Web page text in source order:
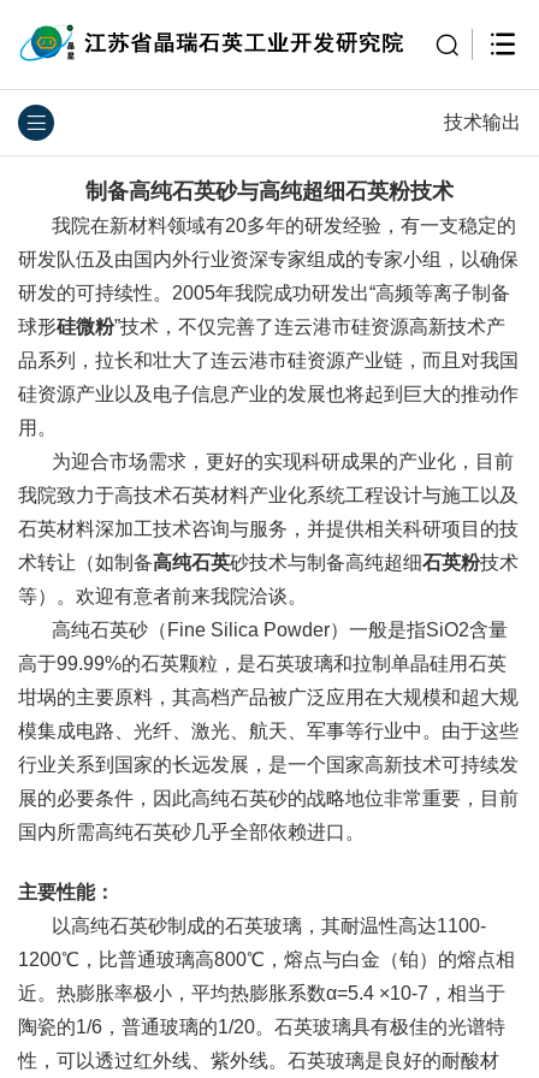
技术输出
制备高纯石英砂与高纯超细石英粉技术
我院在新材料领域有20多年的研发经验，有一支稳定的
研发队伍及由国内外行业资深专家组成的专家小组，以确保
研发的可持续性。2005年我院成功研发出“高频等离子制备
球形硅微粉”技术，不仅完善了连云港市硅资源高新技术产
品系列，拉长和壮大了连云港市硅资源产业链，而且对我国
硅资源产业以及电子信息产业的发展也将起到巨大的推动作
用。
为迎合市场需求，更好的实现科研成果的产业化，目前
我院致力于高技术石英材料产业化系统工程设计与施工以及
石英材料深加工技术咨询与服务，并提供相关科研项目的技
术转让（如制备高纯石英砂技术与制备高纯超细石英粉技术
等）。欢迎有意者前来我院洽谈。
高纯石英砂（Fine Silica Powder）一般是指SiO2含量
高于99.99%的石英颗粒，是石英玻璃和拉制单晶硅用石英
坩埚的主要原料，其高档产品被广泛应用在大规模和超大规
模集成电路、光纤、激光、航天、军事等行业中。由于这些
行业关系到国家的长远发展，是一个国家高新技术可持续发
展的必要条件，因此高纯石英砂的战略地位非常重要，目前
国内所需高纯石英砂几乎全部依赖进口。
主要性能：
以高纯石英砂制成的石英玻璃，其耐温性高达1100-
1200℃，比普通玻璃高800℃，熔点与白金（铂）的熔点相
近。热膨胀率极小，平均热膨胀系数α=5.4 ×10-7，相当于
陶瓷的1/6，普通玻璃的1/20。石英玻璃具有极佳的光谱特
性，可以透过红外线、紫外线。石英玻璃是良好的耐酸材